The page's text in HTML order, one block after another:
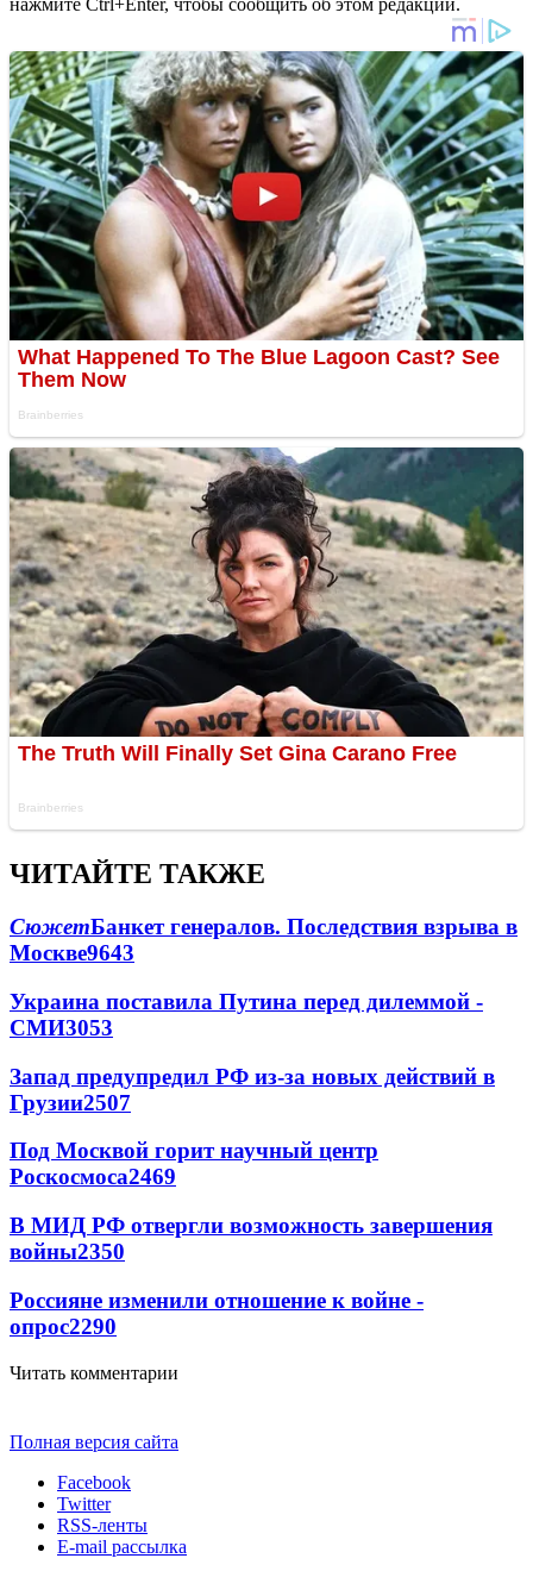
ЧИТАЙТЕ ТАКЖЕ
СюжетБанкет генералов. Последствия взрыва в
Москве9643
Украина поставила Путина перед дилеммой -
СМИ3053
Запад предупредил РФ из-за новых действий в
Грузии2507
Под Москвой горит научный центр
Роскосмоса2469
В МИД РФ отвергли возможность завершения
войны2350
Россияне изменили отношение к войне -
опрос2290
Читать комментарии
Полная версия сайта
Facebook
Twitter
RSS-ленты
E-mail рассылка